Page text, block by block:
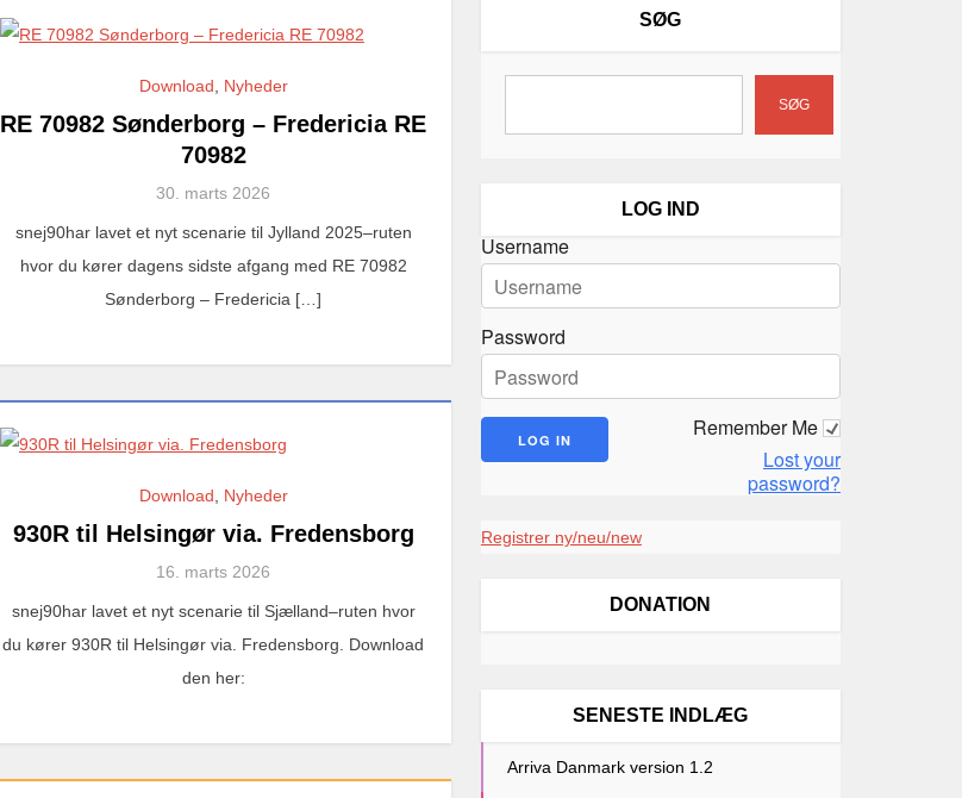
Download Nyheder
RE 70982 Sønderborg – Fredericia RE
70982
30. marts 2026
snej90har lavet et nyt scenarie til Jylland 2025–ruten
hvor du kører dagens sidste afgang med RE 70982
Sønderborg – Fredericia […]
Download Nyheder
930R til Helsingør via. Fredensborg
16. marts 2026
snej90har lavet et nyt scenarie til Sjælland–ruten hvor
du kører 930R til Helsingør via. Fredensborg. Download
den her:
SØG
SØG
LOG IND
Username
Password
Remember Me
Lost your
password?
Registrer ny/neu/new
DONATION
SENESTE INDLÆG
Arriva Danmark version 1.2